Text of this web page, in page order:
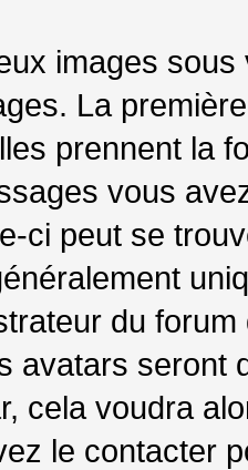
images
La
prennent la
vous
ci peut se
du
avatars seront
cela voudra
le contacter